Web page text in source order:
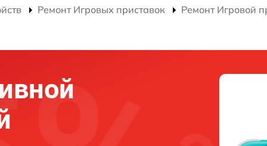
Ремонт Игровых приставок Ремонт Игровой